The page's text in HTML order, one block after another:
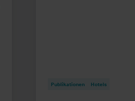
Publikationen Hotels